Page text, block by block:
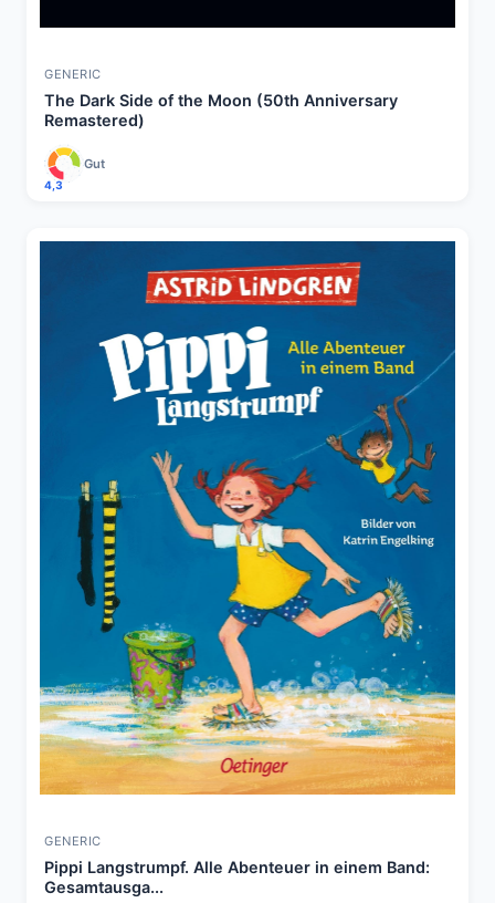
GENERIC
The Dark Side of the Moon (50th Anniversary
Remastered)
4,3
Gut
GENERIC
Pippi Langstrumpf. Alle Abenteuer in einem Band:
Gesamtausga...